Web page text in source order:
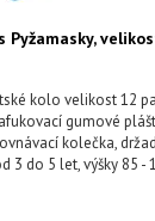
Pyžamasky,
kolo velikost 12
gumové
kolečka,
3 do 5 let, výšky 85 -